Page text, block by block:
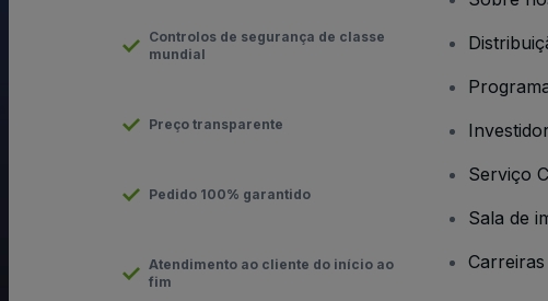
Controlos de segurança de classe
mundial
Preço transparente
Pedido 100% garantido
Atendimento ao cliente do início ao
fim
Serviço
Sala de
Carreiras